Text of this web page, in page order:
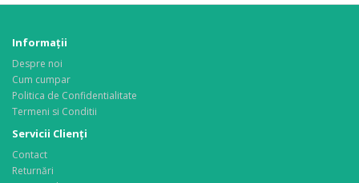
Informaţii
Despre noi
Cum cumpar
Politica de Confidentialitate
Termeni si Conditii
Servicii Clienţi
Contact
Returnări